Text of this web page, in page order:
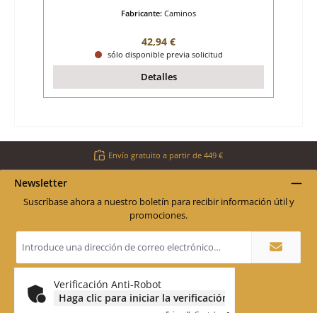
Fabricante: Caminos
Precio normal:
42,94 €
sólo disponible previa solicitud
Detalles
Envío gratuito a partir de 449 €
Newsletter
Suscríbase ahora a nuestro boletín para recibir información útil y
promociones.
de
electrónico
Verificación Anti-Robot
Haga clic para iniciar la verificación